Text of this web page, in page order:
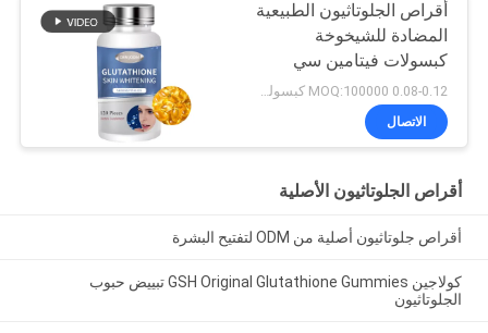
أقراص الجلوتاثيون الطبيعية
المضادة للشيخوخة
كبسولات فيتامين سي
كولاجين 500 ملجم
0.08-0.12 MOQ:100000 كبسولة / قرص
الاتصال
أقراص الجلوتاثيون الأصلية
أقراص جلوتاثيون أصلية من ODM لتفتيح البشرة
كولاجين GSH Original Glutathione Gummies تبييض حبوب
الجلوتاثيون